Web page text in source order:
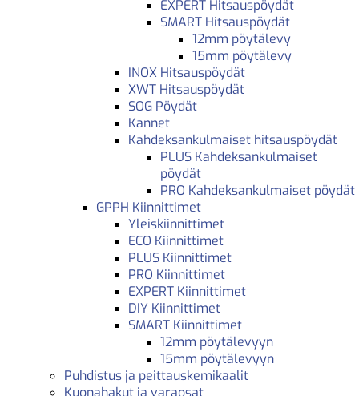
EXPERT Hitsauspöydät
SMART Hitsauspöydät
12mm pöytälevy
15mm pöytälevy
INOX Hitsauspöydät
XWT Hitsauspöydät
SOG Pöydät
Kannet
Kahdeksankulmaiset hitsauspöydät
PLUS Kahdeksankulmaiset
pöydät
PRO Kahdeksankulmaiset pöydät
GPPH Kiinnittimet
Yleiskiinnittimet
ECO Kiinnittimet
PLUS Kiinnittimet
PRO Kiinnittimet
EXPERT Kiinnittimet
DIY Kiinnittimet
SMART Kiinnittimet
12mm pöytälevyyn
15mm pöytälevyyn
Puhdistus ja peittauskemikaalit
Kuonahakut ja varaosat